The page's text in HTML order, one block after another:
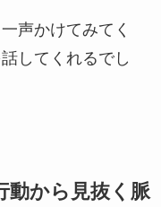
声かけてみてく
してくれるでし
動から見抜く脈